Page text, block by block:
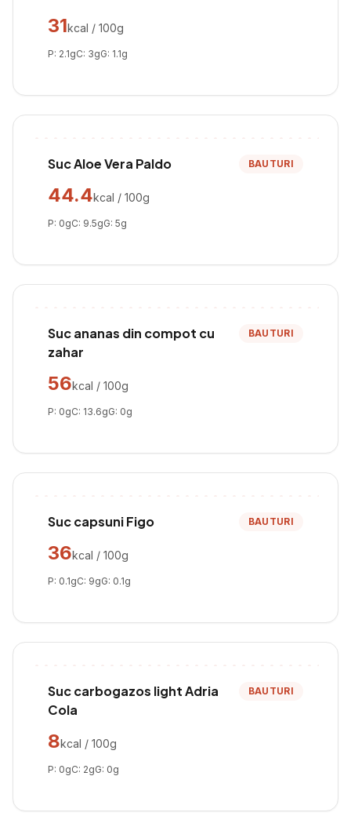
31kcal / 100g
P: 2.1gC: 3gG: 1.1g
Suc Aloe Vera Paldo BAUTURI
44.4kcal / 100g
P: 0gC: 9.5gG: 5g
Suc ananas din compot cu
zahar
BAUTURI
56kcal / 100g
P: 0gC: 13.6gG: 0g
Suc capsuni Figo BAUTURI
36kcal / 100g
P: 0.1gC: 9gG: 0.1g
Suc carbogazos light Adria
Cola
BAUTURI
8kcal / 100g
P: 0gC: 2gG: 0g